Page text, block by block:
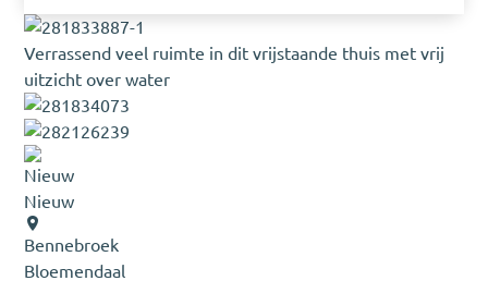
Verrassend veel ruimte in dit vrijstaande thuis met vrij
uitzicht over water
Nieuw
Bennebroek
Bloemendaal